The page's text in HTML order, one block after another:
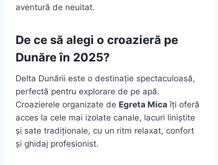
aventură de neuitat.
De ce să alegi o croazieră pe
Dunăre în 2025?
Delta Dunării este o destinație spectaculoasă,
perfectă pentru explorare de pe apă.
Croazierele organizate de Egreta Mica îți oferă
acces la cele mai izolate canale, lacuri liniștite
și sate tradiționale, cu un ritm relaxat, confort
și ghidaj profesionist.